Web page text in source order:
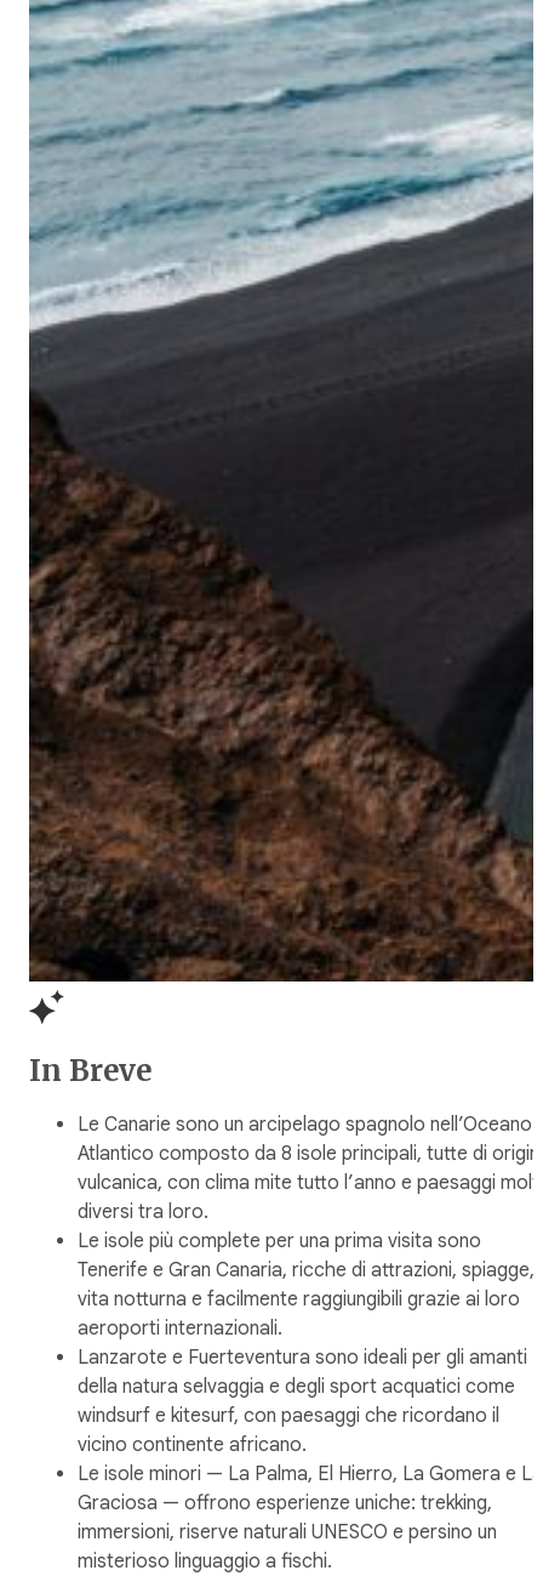
In Breve
Le Canarie sono un arcipelago spagnolo nell’Oceano
Atlantico composto da 8 isole principali, tutte di
vulcanica, con clima mite tutto l’anno e paesaggi
diversi tra loro.
Le isole più complete per una prima visita sono
Tenerife e Gran Canaria, ricche di attrazioni, spiagge,
vita notturna e facilmente raggiungibili grazie ai loro
aeroporti internazionali.
Lanzarote e Fuerteventura sono ideali per gli amanti
della natura selvaggia e degli sport acquatici come
windsurf e kitesurf, con paesaggi che ricordano il
vicino continente africano.
Le isole minori — La Palma, El Hierro, La Gomera e La
Graciosa — offrono esperienze uniche: trekking,
immersioni, riserve naturali UNESCO e persino un
misterioso linguaggio a fischi.